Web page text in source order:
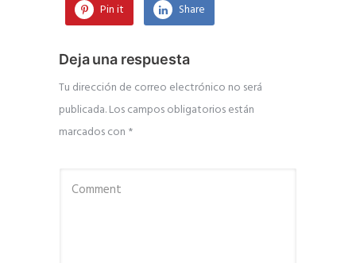
Pin it Share
Deja una respuesta
Tu dirección de correo electrónico no será
publicada.Los campos obligatorios están
marcados con *